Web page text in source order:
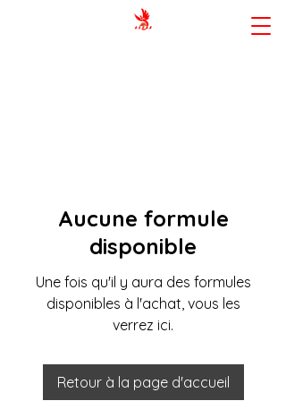
Aucune formule
disponible
Une fois qu'il y aura des formules
disponibles à l'achat, vous les
verrez ici.
Retour à la page d'accueil